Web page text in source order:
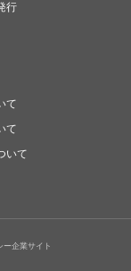
行
て
て
いて
ー企業サイト